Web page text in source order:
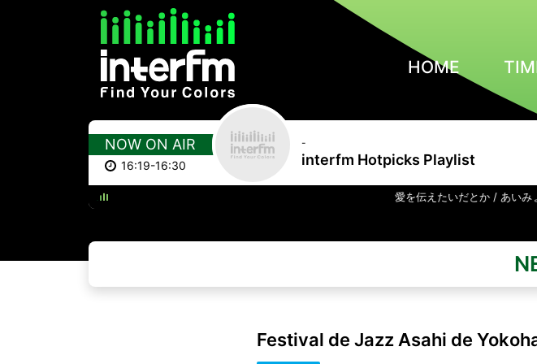
HOME
NOW ON AIR
16:19-16:30
-
interfm Hotpicks Playlist
愛を伝えたいだとか / あいみょん
Festival de Jazz Asahi de